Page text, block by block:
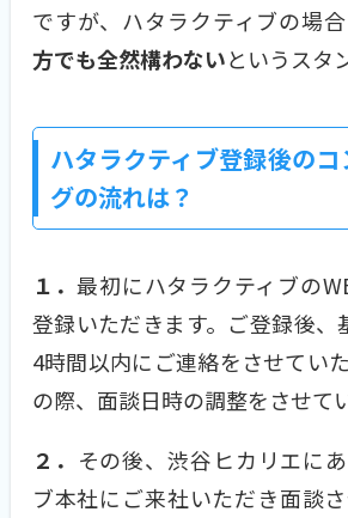
ですが、ハタラクティブの場
方でも全然構わないというスタ
ハタラクティブ登録後の
グの流れは？
１．最初にハタラクティブの
登録いただきます。ご登録後、
4時間以内にご連絡をさせてい
の際、面談日時の調整をさせて
２． その後、渋谷ヒカリエに
ブ本社にご来社いただき面談